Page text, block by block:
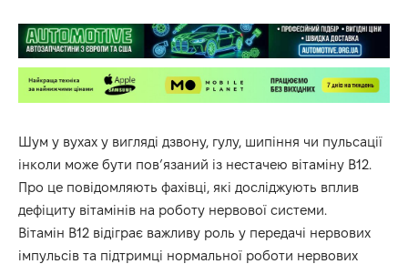
Шум у вухах у вигляді дзвону, гулу, шипіння чи пульсації
інколи може бути пов’язаний із нестачею вітаміну B12.
Про це повідомляють фахівці, які досліджують вплив
дефіциту вітамінів на роботу нервової системи.
Вітамін B12 відіграє важливу роль у передачі нервових
імпульсів та підтримці нормальної роботи нервових